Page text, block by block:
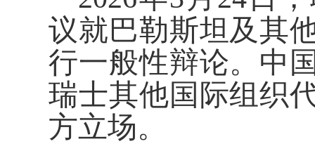
议就巴勒斯坦及其
行一般性辩论。中
瑞士其他国际组织
方立场。